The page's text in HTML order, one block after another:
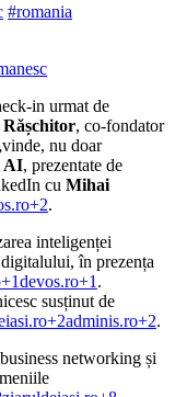
#romania
urmat de
Rășchitor, co‑fondator
nu doar
AI, prezentate de
cu Mihai
.
inteligenței
în prezența
.
susținut de
.
networking și